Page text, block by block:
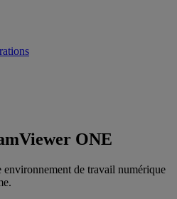
ONE
environnement de travail numérique